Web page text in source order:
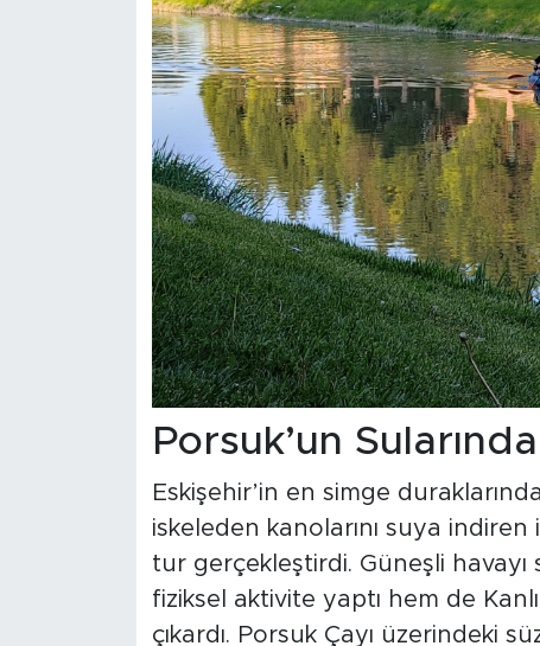
Porsuk’un
Eskişehir’in en simge
iskeleden kanolarını suya
tur gerçekleştirdi. Güneşli
fiziksel aktivite yaptı hem de
çıkardı. Porsuk Çayı üzerindeki